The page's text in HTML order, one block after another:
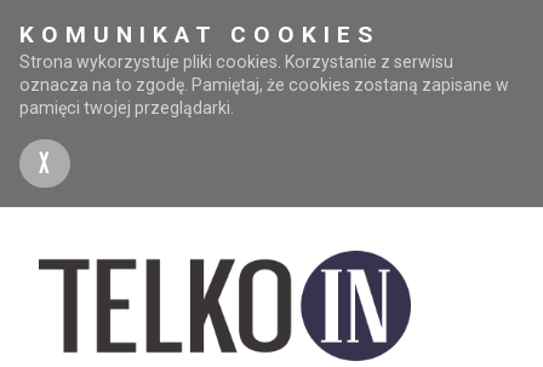
KOMUNIKAT COOKIES
Strona wykorzystuje pliki cookies. Korzystanie z serwisu
oznacza na to zgodę. Pamiętaj, że cookies zostaną zapisane w
pamięci twojej przeglądarki.
X